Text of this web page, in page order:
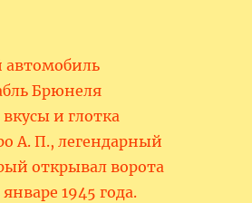
Брюнеля
и глотка
А. П., легендарный
открывал ворота
1945 года.